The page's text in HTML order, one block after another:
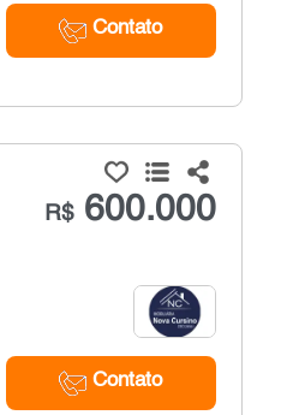
Contato
R$600.000
Contato